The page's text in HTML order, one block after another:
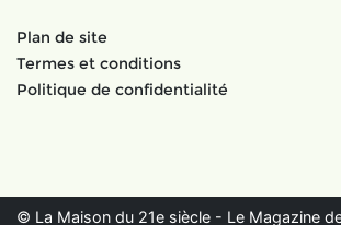
Plan de site
Termes et conditions
Politique de confidentialité
© La Maison du 21e siècle - Le Magazine